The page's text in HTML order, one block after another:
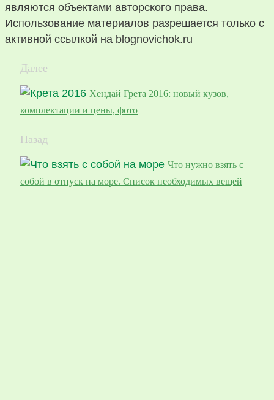
являются объектами авторского права.
Использование материалов разрешается только с
активной ссылкой на blognovichok.ru
Далее
Хендай Грета 2016: новый кузов,
комплектации и цены, фото
Назад
Что нужно взять с
собой в отпуск на море. Список необходимых вещей